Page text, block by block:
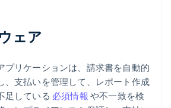
ェア
プリケーションは、請求書を自動的
、支払いを管理して、レポート作成
足している 必須情報 や不一致を検